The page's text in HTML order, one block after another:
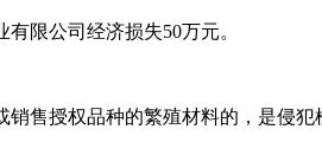
限公司经济损失50万元。
授权品种的繁殖材料的，是侵犯